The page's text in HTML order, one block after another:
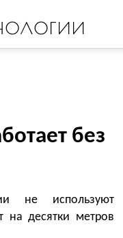
без
не используют
на десятки метров